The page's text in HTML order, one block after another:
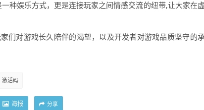
种娱乐方式，更是连接玩家之间情感交流的纽带,让大家在
们对游戏长久陪伴的渴望，以及开发者对游戏品质坚守的
激活码
海报 分享